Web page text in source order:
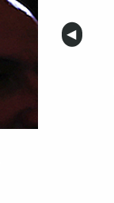
Anterior
◀︎